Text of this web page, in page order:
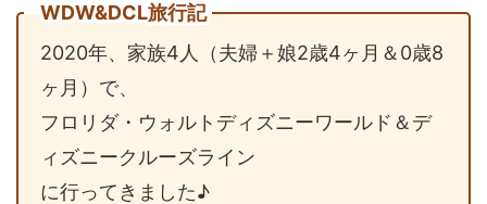
WDW&DCL旅行記
2020年、家族4人（夫婦＋娘2歳4ヶ月＆0歳8
ヶ月）で、
フロリダ・ウォルトディズニーワールド＆デ
ィズニークルーズライン
に行ってきました♪